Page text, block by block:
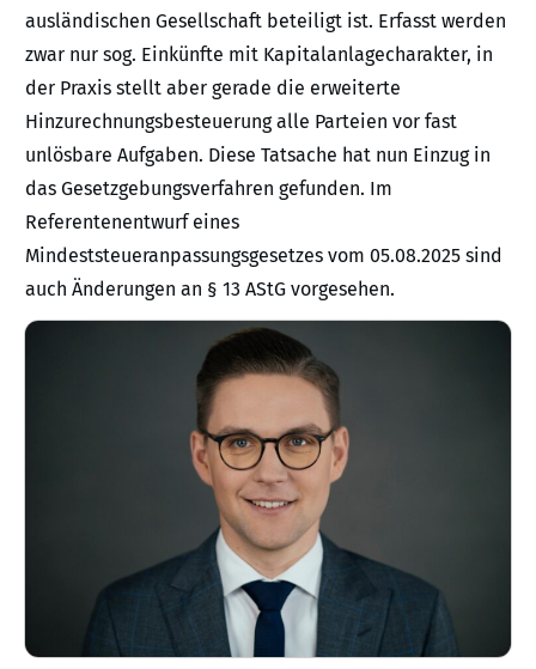
ausländischen Gesellschaft beteiligt ist. Erfasst werden
zwar nur sog. Einkünfte mit Kapitalanlagecharakter, in
der Praxis stellt aber gerade die erweiterte
Hinzurechnungsbesteuerung alle Parteien vor fast
unlösbare Aufgaben. Diese Tatsache hat nun Einzug in
das Gesetzgebungsverfahren gefunden. Im
Referentenentwurf eines
Mindeststeueranpassungsgesetzes vom 05.08.2025 sind
auch Änderungen an § 13 AStG vorgesehen.